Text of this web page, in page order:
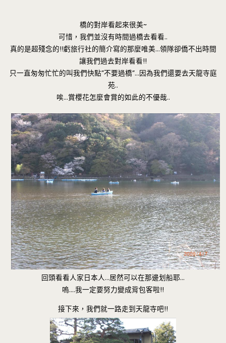
橋的對岸看起來很美~
可惜，我們並沒有時間過橋去看看..
真的是超殘念的!!虧旅行社的簡介寫的那麼唯美…領隊卻僑不出時間
讓我們過去對岸看看!!
只一直匆匆忙忙的叫我們快點”不要過橋”…因為我們還要去天龍寺庭
苑..
唉…賞櫻花怎麼會賞的如此的不優哉..
回頭看看人家日本人…居然可以在那邊划船耶…
嗚….我一定要努力變成背包客啦!!
接下來，我們就一路走到天龍寺吧!!